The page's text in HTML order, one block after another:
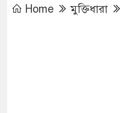
Home মুক্তিধারা